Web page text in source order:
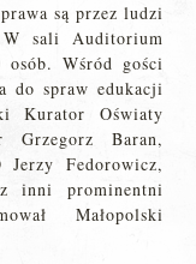
są przez ludzi
W sali Auditorium
osób. Wśród gości
do spraw edukacji
Kurator Oświaty
Grzegorz Baran,
Fedorowicz,
inni prominentni
Małopolski